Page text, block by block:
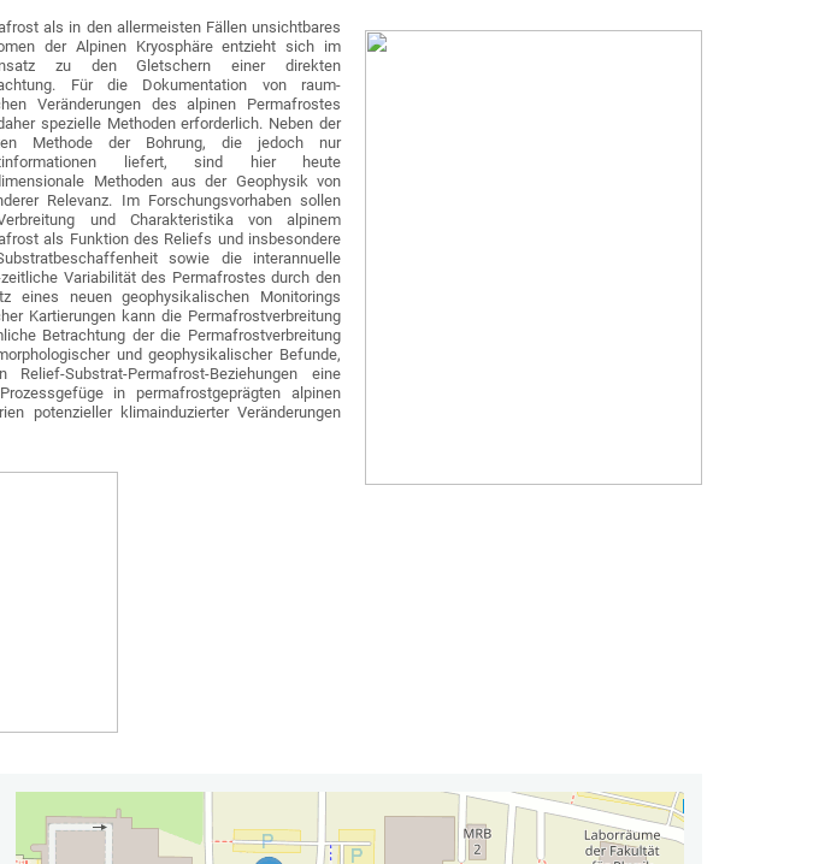
als in den allermeisten Fällen unsichtbares
der Alpinen Kryosphäre entzieht sich im
zu den Gletschern einer direkten
Für die Dokumentation von raum-
Veränderungen des alpinen Permafrostes
spezielle Methoden erforderlich. Neben der
Methode der Bohrung, die jedoch nur
liefert, sind hier heute
Methoden aus der Geophysik von
Relevanz. Im Forschungsvorhaben sollen
und Charakteristika von alpinem
als Funktion des Reliefs und insbesondere
sowie die interannuelle
zeitliche Variabilität des Permafrostes durch den
eines neuen geophysikalischen Monitorings
Kartierungen kann die Permafrostverbreitung
Betrachtung der die Permafrostverbreitung
und geophysikalischer Befunde,
Substrat-Permafrost-Beziehungen eine
in permafrostgeprägten alpinen
potenzieller klimainduzierter Veränderungen